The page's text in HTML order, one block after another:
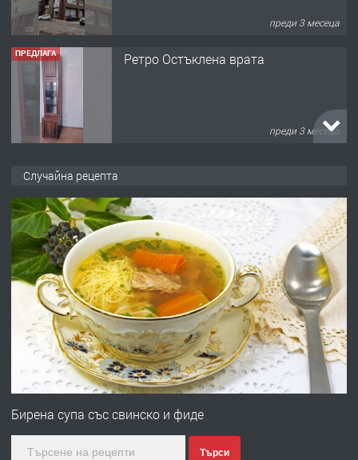
преди 3 месеца
ПРЕДЛАГА Ретро Остъклена врата
преди 3 месеца
преди 10 месеца
ПРЕДЛАГА
Професионална броячна машина -
със сертификат от ЕЦБ
преди 1 година
Професионална зеленчукорезачка
Случайна рецепта
Бирена супа със свинско и фиде
Търси